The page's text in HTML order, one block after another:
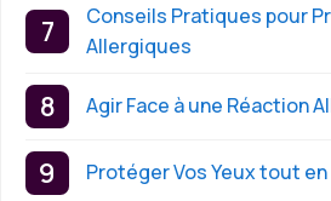
Conseils Pratiques pour
Allergiques
Agir Face à une Réaction
Protéger Vos Yeux tout